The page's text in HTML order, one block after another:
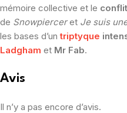
mémoire collective et le
de Snowpierceret Je suis
les bases d’untriptyque
Ladgham et Mr Fab.
Avis
Il n’y a pas encore d’avis.